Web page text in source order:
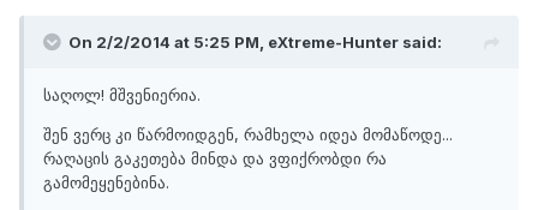
On 2/2/2014 at 5:25 PM, eXtreme-Hunter said:
საღოლ! მშვენიერია.
შენ ვერც კი წარმოიდგენ, რამხელა იდეა მომაწოდე...
რაღაცის გაკეთება მინდა და ვფიქრობდი რა
გამომეყენებინა.